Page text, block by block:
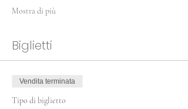
Mostra di più
Biglietti
Vendita terminata
Tipo di biglietto